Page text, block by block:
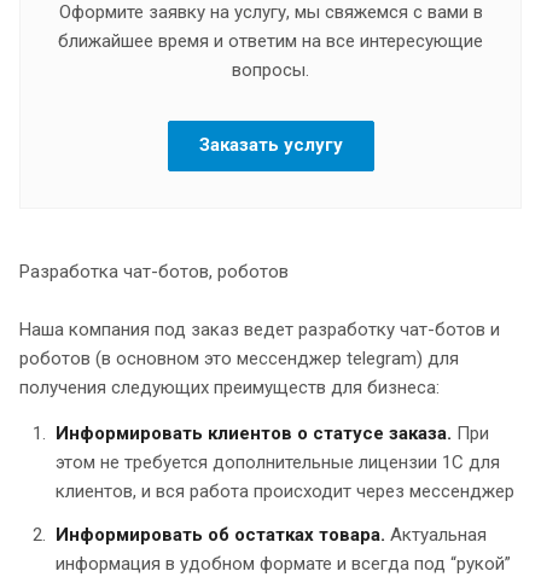
Оформите заявку на услугу, мы свяжемся с вами в
ближайшее время и ответим на все интересующие
вопросы.
Заказать услугу
Разработка чат-ботов, роботов
Наша компания под заказ ведет разработку чат-ботов и
роботов (в основном это мессенджер telegram) для
получения следующих преимуществ для бизнеса:
Информировать клиентов о статусе заказа. При
этом не требуется дополнительные лицензии 1С для
клиентов, и вся работа происходит через мессенджер
Информировать об остатках товара. Актуальная
информация в удобном формате и всегда под “рукой”